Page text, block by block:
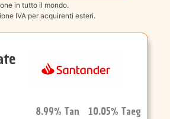
in tutto il mondo.
IVA per acquirenti esteri.
8.99% Tan 10.05% Taeg